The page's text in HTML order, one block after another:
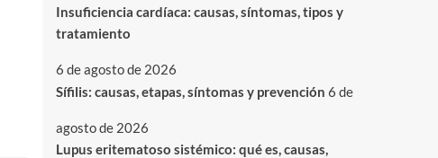
Insuficiencia cardíaca: causas, síntomas, tipos y
tratamiento
6 de agosto de 2026
Sífilis: causas, etapas, síntomas y prevención 6 de
agosto de 2026
Lupus eritematoso sistémico: qué es, causas,